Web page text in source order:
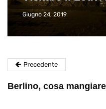
Giugno 24, 2019
Precedente
Berlino, cosa